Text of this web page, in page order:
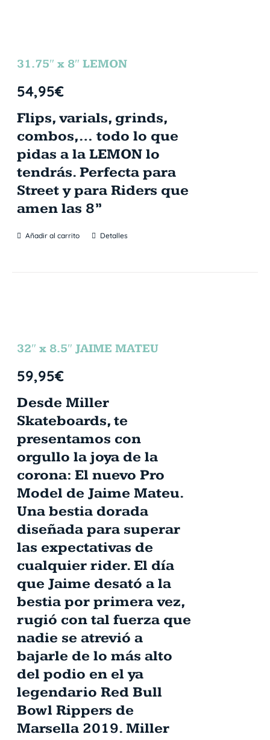
31.75″ x 8″ LEMON
54,95€
Flips, varials, grinds,
combos,… todo lo que
pidas a la LEMON lo
tendrás. Perfecta para
Street y para Riders que
amen las 8”
Añadir al carrito Detalles
32″ x 8.5″ JAIME MATEU
59,95€
Desde Miller
Skateboards, te
presentamos con
orgullo la joya de la
corona: El nuevo Pro
Model de Jaime Mateu.
Una bestia dorada
diseñada para superar
las expectativas de
cualquier rider. El día
que Jaime desató a la
bestia por primera vez,
rugió con tal fuerza que
nadie se atrevió a
bajarle de lo más alto
del podio en el ya
legendario Red Bull
Bowl Rippers de
Marsella 2019. Miller